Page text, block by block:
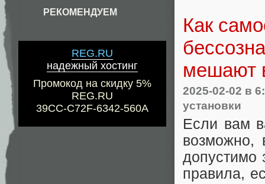
РЕКОМЕНДУЕМ
REG.RU
надежный хостинг
Промокод на скидку 5%
REG.RU
39CC-C72F-6342-560A
Как
мешают
2025-02-02 в
установки
Если вам
возможно,
допустимо
правила,